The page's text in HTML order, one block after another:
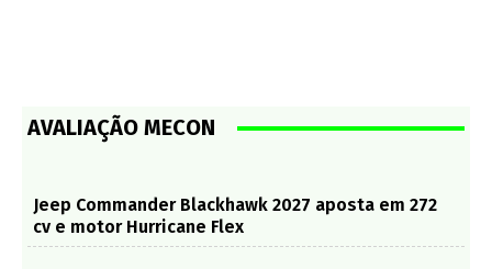
AVALIAÇÃO MECON
Jeep Commander Blackhawk 2027 aposta em 272
cv e motor Hurricane Flex